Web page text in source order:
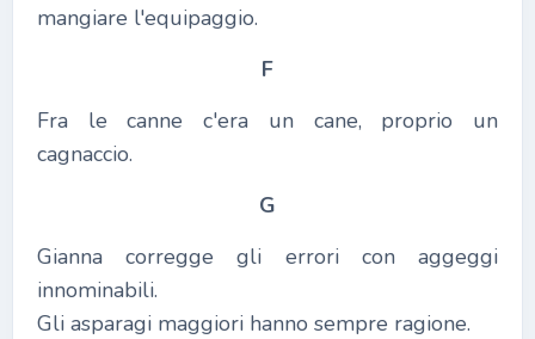
mangiare l'equipaggio.
F
Fra le canne c'era un cane, proprio un
cagnaccio.
G
Gianna corregge gli errori con aggeggi
innominabili.
Gli asparagi maggiori hanno sempre ragione.